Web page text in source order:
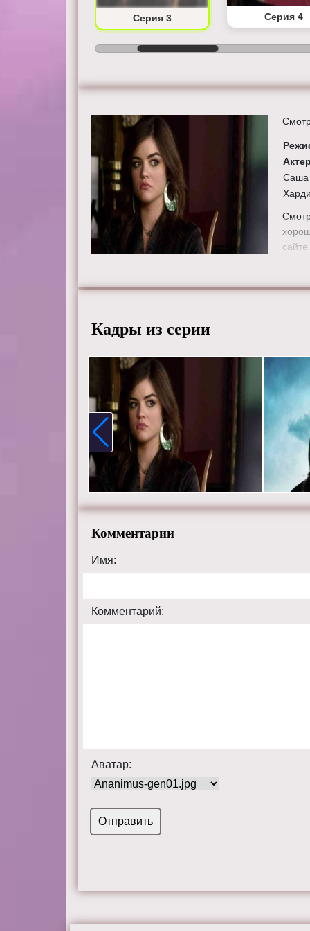
Серия 3 Серия 4
Саша
Кадры из серии
Комментарии
Имя:
Комментарий:
Аватар: